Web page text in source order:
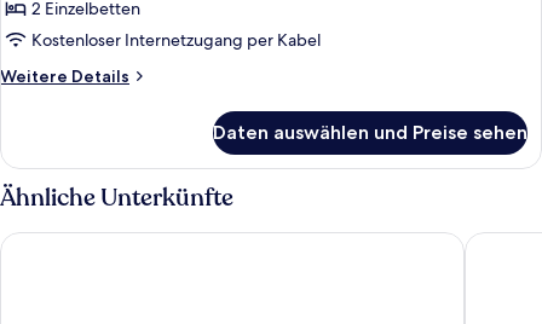
2 Einzelbetten,
Nichtraucher,
eigenes
2 Einzelbetten
Kostenloser Internetzugang per Kabel
Weitere Details
Weitere
Doppelzimmer,
2 Einzelbetten,
Nichtraucher,
eigenes
Bad
Daten auswählen und Preise sehen
Ähnliche Unterkünfte
Premier Inn Hannover City University Me and